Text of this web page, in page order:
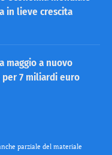
in lieve crescita
maggio a nuovo
per 7 miliardi euro
parziale del materiale